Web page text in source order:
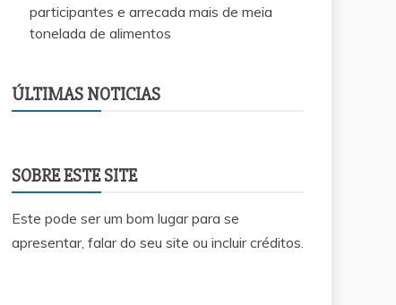
participantes e arrecada mais de meia
tonelada de alimentos
ÚLTIMAS NOTICIAS
criar escolinhas esportivas gratuitas para
crianças e adolescentes em Palmas
morte do filho de 3 anos que já foi afastado
da OAB após denúncia de ameaças
para Palmas? Data internacional reforça
cuidados com a espécie
requerimento do Vereador Waldsom da
Agesp
EsportesSolidariedade1ª Corrida Solidária da
arrecada mais de meia tonelada de
alimentos
SOBRE ESTE SITE
Este pode ser um bom lugar para se
apresentar, falar do seu site ou incluir créditos.